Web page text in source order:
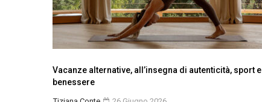
Vacanze alternative, all’insegna di autenticità, sport e
benessere